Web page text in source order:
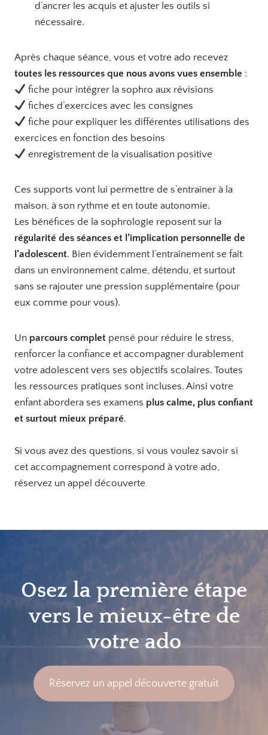
d’ancrer les acquis et ajuster les outils si
nécessaire.
Après chaque séance, vous et votre ado recevez
toutes les ressources que nous avons vues ensemble :
fiche pour intégrer la sophro aux révisions
fiches d’exercices avec les consignes
fiche pour expliquer les différentes utilisations des
exercices en fonction des besoins
enregistrement de la visualisation positive
Ces supports vont lui permettre de s’entraîner à la
maison, à son rythme et en toute autonomie.
Les bénéfices de la sophrologie reposent sur la
régularité des séances et l’implication personnelle de
l’adolescent. Bien évidemment l’entraînement se fait
dans un environnement calme, détendu, et surtout
sans se rajouter une pression supplémentaire (pour
eux comme pour vous).
Un parcours complet pensé pour réduire le stress,
renforcer la confiance et accompagner durablement
votre adolescent vers ses objectifs scolaires. Toutes
les ressources pratiques sont incluses. Ainsi votre
enfant abordera ses examens plus calme, plus confiant
et surtout mieux préparé.
Si vous avez des questions, si vous voulez savoir si
cet accompagnement correspond à votre ado,
réservez un appel découverte
Osez la première étape
vers le mieux-être de
votre ado
Réservez un appel découverte gratuit